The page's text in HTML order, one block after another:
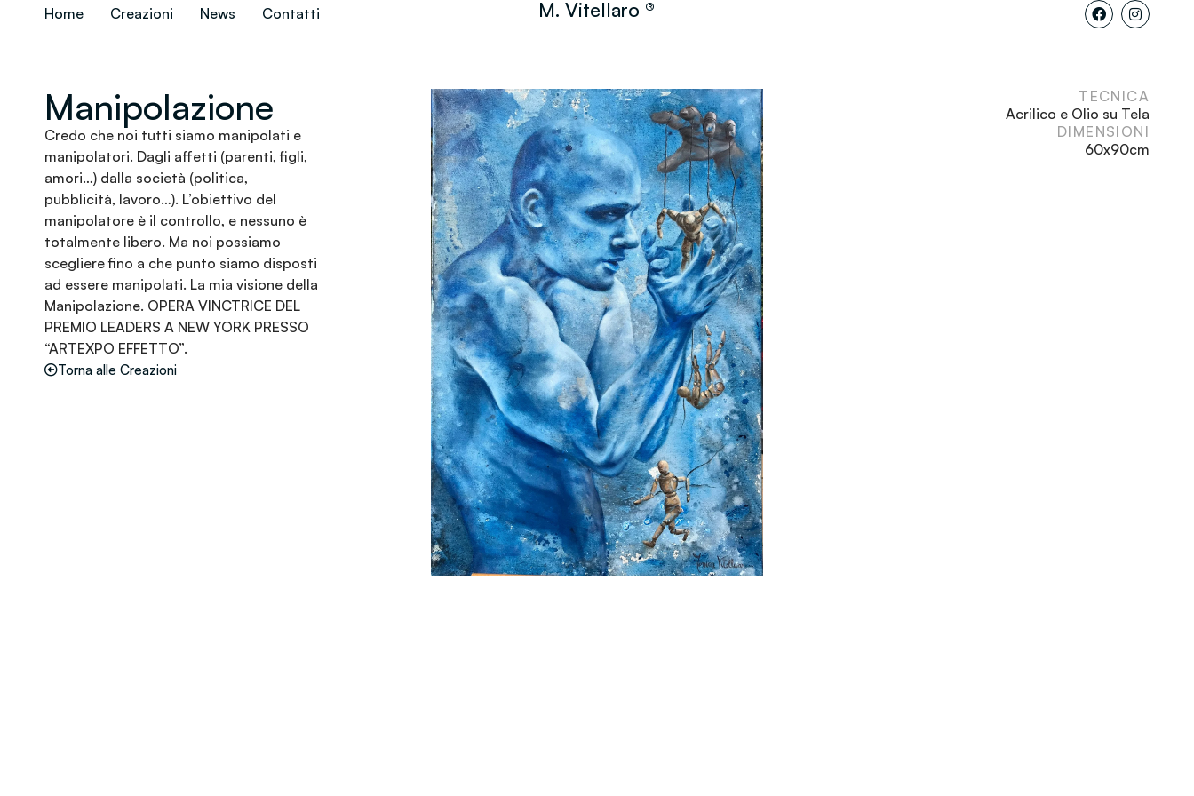
Home Creazioni News Contatti M. Vitellaro ®
Manipolazione
Credo che noi tutti siamo manipolati e
manipolatori. Dagli affetti (parenti, figli,
amori…) dalla società (politica,
pubblicità, lavoro…). L’obiettivo del
manipolatore è il controllo, e nessuno è
totalmente libero. Ma noi possiamo
scegliere fino a che punto siamo disposti
ad essere manipolati. La mia visione della
Manipolazione. OPERA VINCTRICE DEL
PREMIO LEADERS A NEW YORK PRESSO
“ARTEXPO EFFETTO”.
Torna alle Creazioni
TECNICA
Acrilico e Olio su Tela
DIMENSIONI
60x90cm